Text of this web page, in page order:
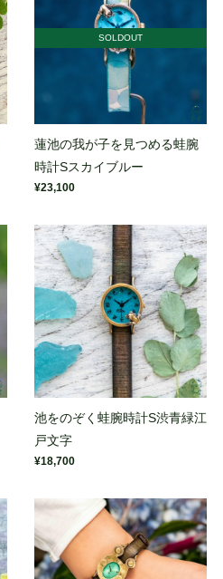
SOLDOUT
蓮池の我が子を見つめる蛙腕
時計Sスカイブルー
¥23,100
池をのぞく蛙腕時計S渋青緑江
戸文字
¥18,700